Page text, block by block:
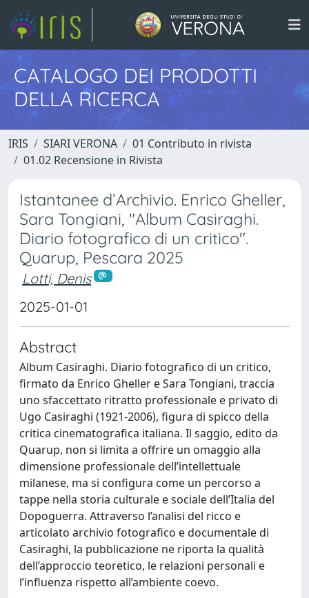
CATALOGO DEI PRODOTTI
DELLA RICERCA
IRIS SIARI VERONA
01 Contributo in rivista
01.02 Recensione in Rivista
Istantanee d’Archivio. Enrico Gheller,
Sara Tongiani, "Album Casiraghi.
Diario fotografico di un critico".
Quarup, Pescara 2025
Lotti, Denis
2025-01-01
Abstract
Album Casiraghi. Diario fotografico di un critico,
firmato da Enrico Gheller e Sara Tongiani, traccia
uno sfaccettato ritratto professionale e privato di
Ugo Casiraghi (1921-2006), figura di spicco della
critica cinematografica italiana. Il saggio, edito da
Quarup, non si limita a offrire un omaggio alla
dimensione professionale dell’intellettuale
milanese, ma si configura come un percorso a
tappe nella storia culturale e sociale dell’Italia del
Dopoguerra. Attraverso l’analisi del ricco e
articolato archivio fotografico e documentale di
Casiraghi, la pubblicazione ne riporta la qualità
dell’approccio teoretico, le relazioni personali e
l’influenza rispetto all’ambiente coevo.